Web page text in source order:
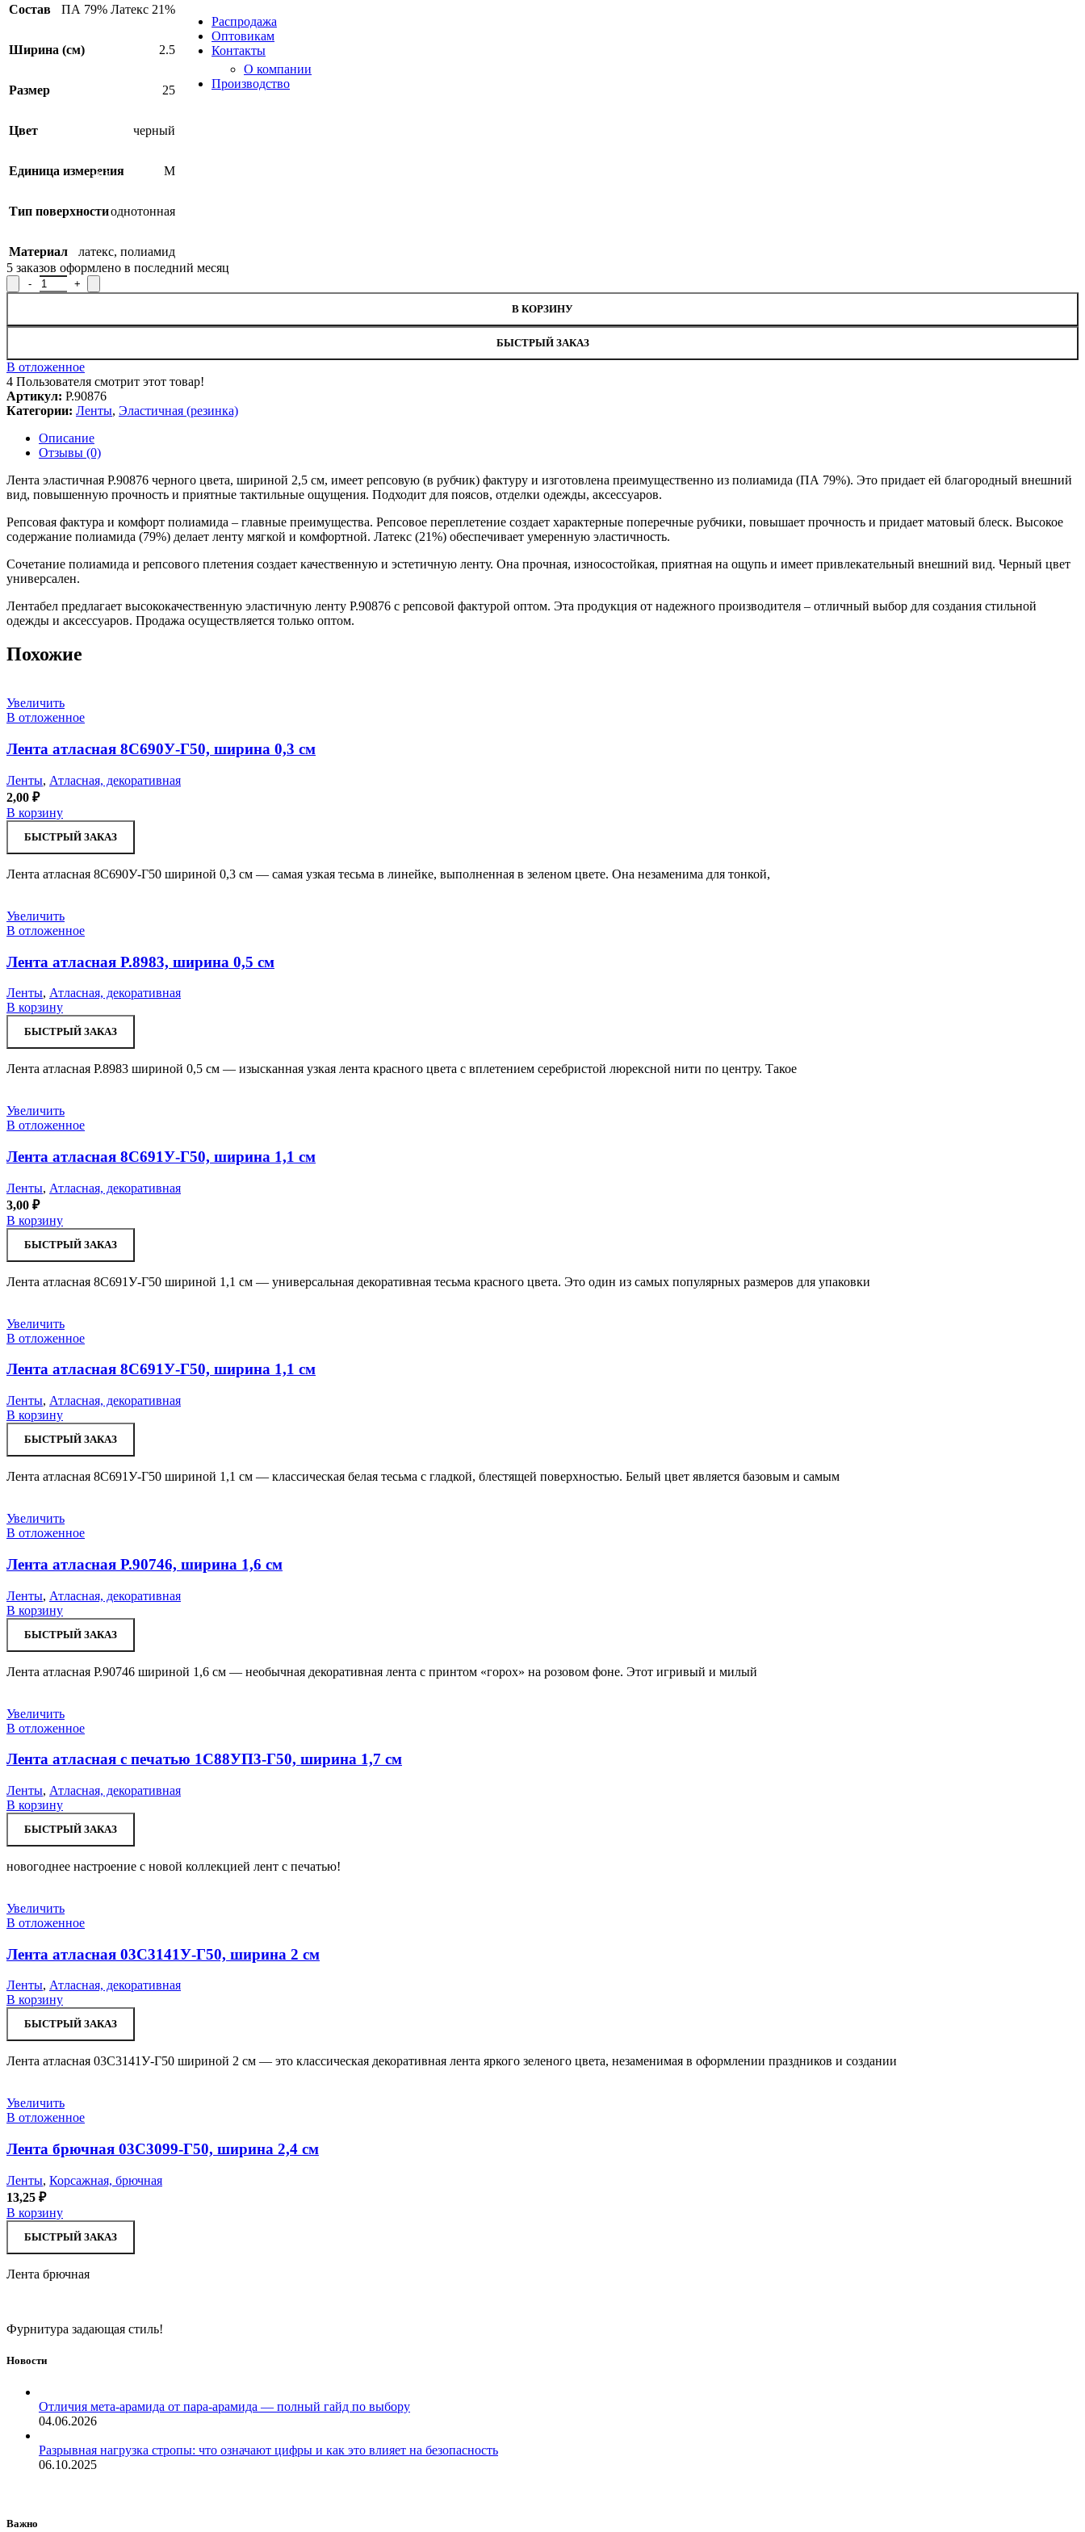
Распродажа
Оптовикам
Контакты
О компании
Производство
Состав ПА 79% Латекс 21%
Ширина (см) 2.5
Размер 25
Цвет черный
Единица измерения М
Тип поверхностиоднотонная
Материал латекс, полиамид
5 заказов оформлено в последний месяц
Количество товара Лента эластичная Р.90876, ширина 2,5 см
В КОРЗИНУ
БЫСТРЫЙ ЗАКАЗ
В отложенное
4 Пользователя смотрит этот товар!
Артикул: Р.90876
Категории: Ленты, Эластичная (резинка)
Описание
Отзывы (0)
Лента эластичная Р.90876 черного цвета, шириной 2,5 см, имеет репсовую (в рубчик) фактуру и изготовлена преимущественно из полиамида (ПА 79%). Это придает ей благородный внешний
вид, повышенную прочность и приятные тактильные ощущения. Подходит для поясов, отделки одежды, аксессуаров.
Репсовая фактура и комфорт полиамида – главные преимущества. Репсовое переплетение создает характерные поперечные рубчики, повышает прочность и придает матовый блеск. Высокое
содержание полиамида (79%) делает ленту мягкой и комфортной. Латекс (21%) обеспечивает умеренную эластичность.
Сочетание полиамида и репсового плетения создает качественную и эстетичную ленту. Она прочная, износостойкая, приятная на ощупь и имеет привлекательный внешний вид. Черный цвет
универсален.
Лентабел предлагает высококачественную эластичную ленту Р.90876 с репсовой фактурой оптом. Эта продукция от надежного производителя – отличный выбор для создания стильной
одежды и аксессуаров. Продажа осуществляется только оптом.
Похожие
Увеличить
В отложенное
Лента атласная 8С690У-Г50, ширина 0,3 см
Ленты, Атласная, декоративная
2,00 ₽
В корзину
БЫСТРЫЙ ЗАКАЗ
Лента атласная 8С690У-Г50 шириной 0,3 см — самая узкая тесьма в линейке, выполненная в зеленом цвете. Она незаменима для тонкой,
Увеличить
В отложенное
Лента атласная Р.8983, ширина 0,5 см
Ленты, Атласная, декоративная
В корзину
БЫСТРЫЙ ЗАКАЗ
Лента атласная Р.8983 шириной 0,5 см — изысканная узкая лента красного цвета с вплетением серебристой люрексной нити по центру. Такое
Увеличить
В отложенное
Лента атласная 8С691У-Г50, ширина 1,1 см
Ленты, Атласная, декоративная
3,00 ₽
В корзину
БЫСТРЫЙ ЗАКАЗ
Лента атласная 8С691У-Г50 шириной 1,1 см — универсальная декоративная тесьма красного цвета. Это один из самых популярных размеров для упаковки
Увеличить
В отложенное
Лента атласная 8С691У-Г50, ширина 1,1 см
Ленты, Атласная, декоративная
В корзину
БЫСТРЫЙ ЗАКАЗ
Лента атласная 8С691У-Г50 шириной 1,1 см — классическая белая тесьма с гладкой, блестящей поверхностью. Белый цвет является базовым и самым
Увеличить
В отложенное
Лента атласная Р.90746, ширина 1,6 см
Ленты, Атласная, декоративная
В корзину
БЫСТРЫЙ ЗАКАЗ
Лента атласная Р.90746 шириной 1,6 см — необычная декоративная лента с принтом «горох» на розовом фоне. Этот игривый и милый
Увеличить
В отложенное
Лента атласная с печатью 1С88УП3-Г50, ширина 1,7 см
Ленты, Атласная, декоративная
В корзину
БЫСТРЫЙ ЗАКАЗ
новогоднее настроение с новой коллекцией лент с печатью!
Увеличить
В отложенное
Лента атласная 03С3141У-Г50, ширина 2 см
Ленты, Атласная, декоративная
В корзину
БЫСТРЫЙ ЗАКАЗ
Лента атласная 03С3141У-Г50 шириной 2 см — это классическая декоративная лента яркого зеленого цвета, незаменимая в оформлении праздников и создании
Увеличить
В отложенное
Лента брючная 03С3099-Г50, ширина 2,4 см
Ленты, Корсажная, брючная
13,25 ₽
В корзину
БЫСТРЫЙ ЗАКАЗ
Лента брючная
Фурнитура задающая стиль!
Новости
Отличия мета-арамида от пара-арамида — полный гайд по выбору
04.06.2026
Разрывная нагрузка стропы: что означают цифры и как это влияет на безопасность
06.10.2025
Важно
SALE